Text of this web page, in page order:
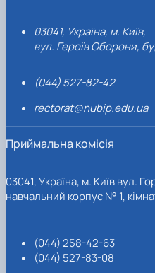
03041, Україна, м. Київ,
вул. Героїв Оборони,
(044) 527-82-42
rectorat@nubip.edu.ua
Приймальна комісія
03041, Україна, м. Київ вул.
навчальний корпус № 1,
(044) 258-42-63
(044) 527-83-08